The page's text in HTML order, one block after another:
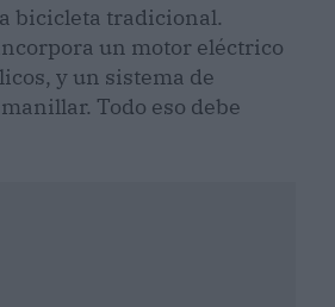
bicicleta tradicional.
un motor eléctrico
y un sistema de
Todo eso debe